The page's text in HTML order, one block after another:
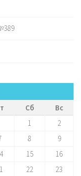
Сб
Вс
1
2
8
9
15
16
22
23